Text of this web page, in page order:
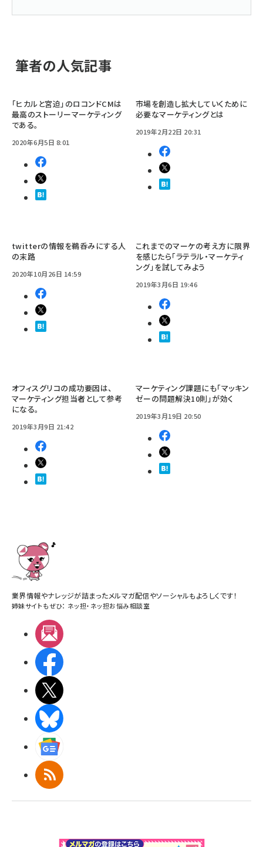
筆者の人気記事
「ヒカルと宮迫」のロコンドCMは
最高のストーリーマーケティング
である。
2020年6月5日 8:01
市場を創造し拡大していくために
必要なマーケティングとは
2019年2月22日 20:31
twitterの情報を鵜呑みにする人
の末路
2020年10月26日 14:59
これまでのマーケの考え方に限界
を感じたら「ラテラル・マーケティ
ング」を試してみよう
2019年3月6日 19:46
オフィスグリコの成功要因は、
マーケティング担当者として参考
になる。
2019年3月9日 21:42
マーケティング課題にも「マッキン
ゼーの問題解決10則」が効く
2019年3月19日 20:50
業界情報やナレッジが詰まったメルマガ配信やソーシャルもよろしくです！
姉妹サイトもぜひ： ネッ担・ ネッ担お悩み相談室
RSS